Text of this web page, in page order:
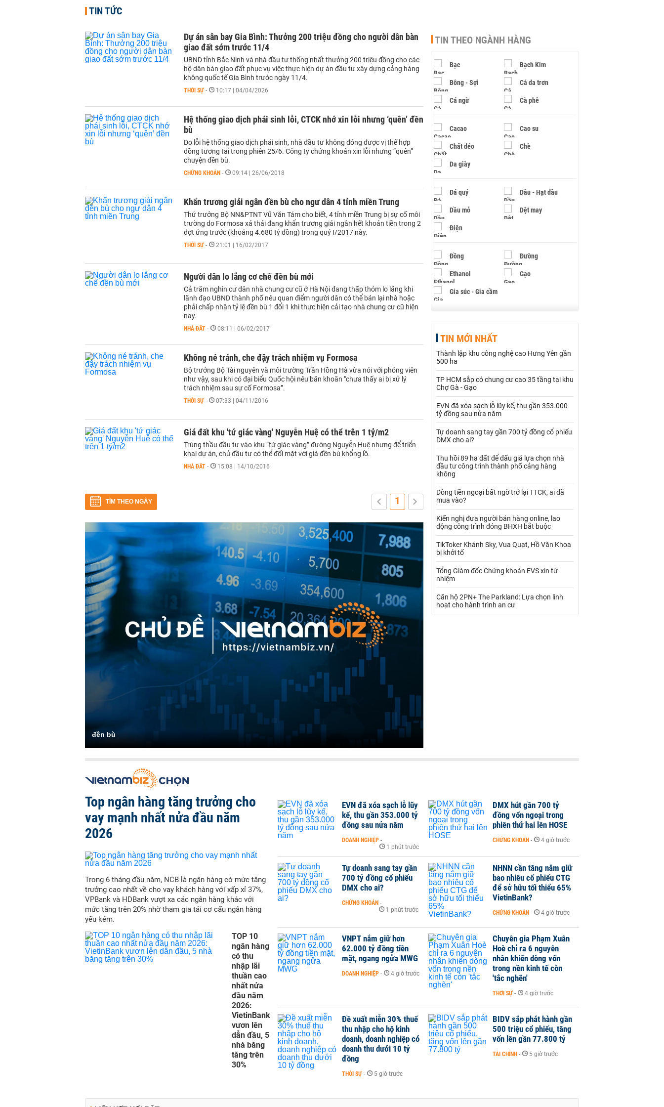
TIN TỨC
Dự án sân bay Gia Bình: Thưởng 200 triệu đồng cho người dân bàn
giao đất sớm trước 11/4
UBND tỉnh Bắc Ninh và nhà đầu tư thống nhất thưởng 200 triệu đồng cho các
hộ dân bàn giao đất phục vụ việc thực hiện dự án đầu tư xây dựng cảng hàng
không quốc tế Gia Bình trước ngày 11/4.
THỜI SỰ - 10:17 | 04/04/2026
Hệ thống giao dịch phái sinh lỗi, CTCK nhớ xin lỗi nhưng ‘quên’ đền
bù
Do lỗi hệ thống giao dịch phái sinh, nhà đầu tư không đóng được vị thế hợp
đồng tương tai trong phiên 25/6. Công ty chứng khoán xin lỗi nhưng “quên”
chuyện đền bù.
CHỨNG KHOÁN - 09:14 | 26/06/2018
Khẩn trương giải ngân đền bù cho ngư dân 4 tỉnh miền Trung
Thứ trưởng Bộ NN&PTNT Vũ Văn Tám cho biết, 4 tỉnh miền Trung bị sự cố môi
trường do Formosa xả thải đang khẩn trương giải ngân hết khoản tiền trong 2
đợt ứng trước (khoảng 4.680 tỷ đồng) trong quý I/2017 này.
THỜI SỰ - 21:01 | 16/02/2017
Người dân lo lắng cơ chế đền bù mới
Cả trăm nghìn cư dân nhà chung cư cũ ở Hà Nội đang thấp thỏm lo lắng khi
lãnh đạo UBND thành phố nêu quan điểm người dân có thể bán lại nhà hoặc
phải chấp nhận tỷ lệ đền bù 1 đổi 1 khi thực hiện cải tạo nhà chung cư cũ hiện
nay.
NHÀ ĐẤT - 08:11 | 06/02/2017
Không né tránh, che đậy trách nhiệm vụ Formosa
Bộ trưởng Bộ Tài nguyên và môi trường Trần Hồng Hà vừa nói với phóng viên
như vậy, sau khi có đại biểu Quốc hội nêu băn khoăn "chưa thấy ai bị xử lý
trách nhiệm sau sự cố Formosa”.
THỜI SỰ - 07:33 | 04/11/2016
Giá đất khu 'tứ giác vàng' Nguyễn Huệ có thể trên 1 tỷ/m2
Trúng thầu đầu tư vào khu “tứ giác vàng” đường Nguyễn Huệ nhưng để triển
khai dự án, chủ đầu tư có thể đối mặt với giá đền bù khổng lồ.
NHÀ ĐẤT - 15:08 | 14/10/2016
TÌM THEO NGÀY 1
đền bù
TIN THEO NGÀNH HÀNG
Bạc Bạch Kim
Bông - Sợi Cá da trơn
Cá ngừ Cà phê
Cacao Cao su
Chất dẻo Chè
Da giày
Đá quý Dầu - Hạt dầu
Dầu mỏ Dệt may
Điện
Đồng Đường
Ethanol Gạo
Gia súc - Gia cầm
Hạt điều
Khí đốt
Kim loại khác Mắc ca
Muối Ngũ cốc
Nhựa - Hạt nhựa
Palladium Phân bón
Rau - Củ -Quả Sắt thép
Sữa
Than Thức ăn chăn nuôi
Thủy hải sản khác Tôm
Vàng
VLXD khác Xăng dầu
Xi măng - Clynker
TIN MỚI NHẤT
Thành lập khu công nghệ cao Hưng Yên gần
500 ha
TP HCM sắp có chung cư cao 35 tầng tại khu
Chợ Gà - Gạo
EVN đã xóa sạch lỗ lũy kế, thu gần 353.000
tỷ đồng sau nửa năm
Tự doanh sang tay gần 700 tỷ đồng cổ phiếu
DMX cho ai?
Thu hồi 89 ha đất để đấu giá lựa chọn nhà
đầu tư công trình thành phố cảng hàng
không
Dòng tiền ngoại bất ngờ trở lại TTCK, ai đã
mua vào?
Kiến nghị đưa người bán hàng online, lao
động công trình đóng BHXH bắt buộc
TikToker Khánh Sky, Vua Quạt, Hồ Văn Khoa
bị khởi tố
Tổng Giám đốc Chứng khoán EVS xin từ
nhiệm
Căn hộ 2PN+ The Parkland: Lựa chọn linh
hoạt cho hành trình an cư
Top ngân hàng tăng trưởng cho
vay mạnh nhất nửa đầu năm
2026
Trong 6 tháng đầu năm, NCB là ngân hàng có mức tăng
trưởng cao nhất về cho vay khách hàng với xấp xỉ 37%,
VPBank và HDBank vượt xa các ngân hàng khác với
mức tăng trên 20% nhờ tham gia tái cơ cấu ngân hàng
yếu kém.
TOP 10
ngân hàng
có thu
nhập lãi
thuần cao
nhất nửa
đầu năm
2026:
VietinBank
vươn lên
dẫn đầu, 5
nhà băng
tăng trên
30%
EVN đã xóa sạch lỗ lũy
kế, thu gần 353.000 tỷ
đồng sau nửa năm
DOANH NGHIỆP -
1 phút trước
DMX hút gần 700 tỷ
đồng vốn ngoại trong
phiên thứ hai lên HOSE
CHỨNG KHOÁN - 4 giờ trước
Tự doanh sang tay gần
700 tỷ đồng cổ phiếu
DMX cho ai?
CHỨNG KHOÁN -
1 phút trước
NHNN cần tăng nắm giữ
bao nhiêu cổ phiếu CTG
để sở hữu tối thiểu 65%
VietinBank?
CHỨNG KHOÁN - 4 giờ trước
VNPT nắm giữ hơn
62.000 tỷ đồng tiền
mặt, ngang ngửa MWG
DOANH NGHIỆP - 4 giờ trước
Chuyên gia Phạm Xuân
Hoè chỉ ra 6 nguyên
nhân khiến dòng vốn
trong nền kinh tế còn
'tắc nghẽn'
THỜI SỰ - 4 giờ trước
Đề xuất miễn 30% thuế
thu nhập cho hộ kinh
doanh, doanh nghiệp có
doanh thu dưới 10 tỷ
đồng
THỜI SỰ - 5 giờ trước
BIDV sắp phát hành gần
500 triệu cổ phiếu, tăng
vốn lên gần 77.800 tỷ
TÀI CHÍNH - 5 giờ trước